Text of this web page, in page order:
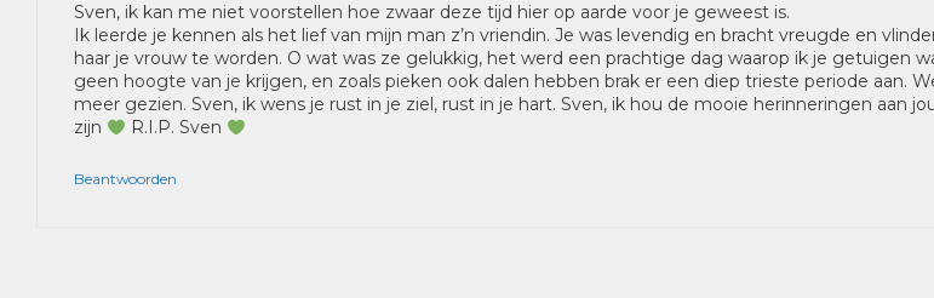
Sven, ik kan me niet voorstellen hoe zwaar deze tijd hier op aarde voor je geweest is.
Ik leerde je kennen als het lief van mijn man z’n vriendin. Je was levendig en bracht vreugde en
haar je vrouw te worden. O wat was ze gelukkig, het werd een prachtige dag waarop ik je getuigen
geen hoogte van je krijgen, en zoals pieken ook dalen hebben brak er een diep trieste periode aan.
meer gezien. Sven, ik wens je rust in je ziel, rust in je hart. Sven, ik hou de mooie herinneringen aan
zijn
R.I.P. Sven
Beantwoorden